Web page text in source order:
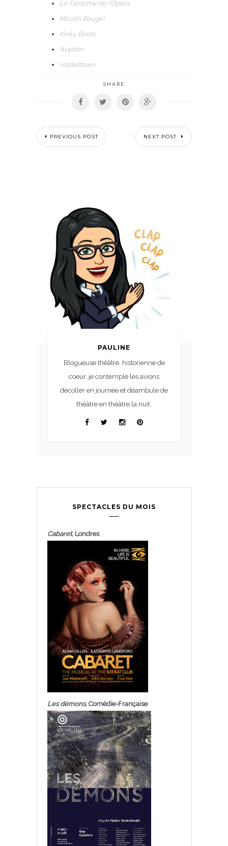
Le Fantôme de l’Opéra
Moulin Rouge!
Kinky Boots
Aladdin
Hadestown
SHARE
PREVIOUS POST NEXT POST
PAULINE
Blogueuse théâtre, historienne de
coeur, je contemple les avions
décoller en journée et déambule de
théâtre en théâtre la nuit.
SPECTACLES DU MOIS
Cabaret, Londres
Les démons, Comédie-Française